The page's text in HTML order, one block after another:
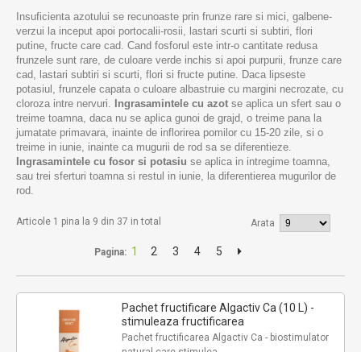
Insuficienta azotului se recunoaste prin frunze rare si mici, galbene-
verzui la inceput apoi portocalii-rosii, lastari scurti si subtiri, flori
putine, fructe care cad. Cand fosforul este intr-o cantitate redusa
frunzele sunt rare, de culoare verde inchis si apoi purpurii, frunze care
cad, lastari subtiri si scurti, flori si fructe putine. Daca lipseste
potasiul, frunzele capata o culoare albastruie cu margini necrozate, cu
cloroza intre nervuri.
Ingrasamintele cu azotse aplica un sfert sau o
treime toamna, daca nu se aplica gunoi de grajd, o treime pana la
jumatate primavara, inainte de inflorirea pomilor cu 15-20 zile, si o
treime in iunie, inainte ca mugurii de rod sa se diferentieze.
Ingrasamintele cu fosor si potasiu se aplica in intregime toamna,
sau trei sferturi toamna si restul in iunie, la diferentierea mugurilor de
rod.
Articole 1 pina la 9 din 37 in total Arata
Pagina: 1 2 3 4 5
Pachet fructificare Algactiv Ca (10 L) -
stimuleaza fructificarea
Pachet fructificarea Algactiv Ca - biostimulator